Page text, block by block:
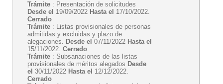
Trámite : Presentación de solicitudes
Desde el 19/09/2022 Hasta el 17/10/2022.
Cerrado
Trámite : Listas provisionales de personas
admitidas y excluidas y plazo de
alegaciones. Desde el 07/11/2022 Hasta el
15/11/2022. Cerrado
Trámite : Subsanaciones de las listas
provisionales de méritos alegados Desde
el 30/11/2022 Hasta el 12/12/2022.
Cerrado